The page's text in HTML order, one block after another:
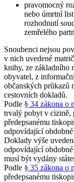
pravomocný
nebo úmrtní
rozhodnutí
zemřelého
Snoubenci nejsou
v nich uvedené
knihy, ze základního
obyvatel, z
občanských průkazů
cestovních dokladů.
Podle § 34 zákona o
trvalý pobyt v cizině,
předepsanému
odpovídající
Doklady výše
odpovídající
musí být vydány
Podle § 35 zákona o
předepsanému